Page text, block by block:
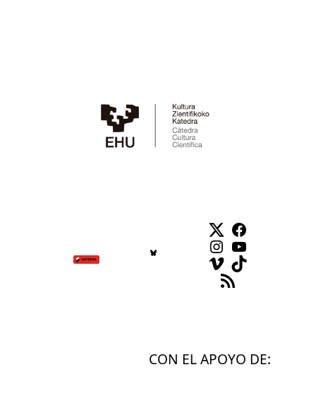
TwitterFacebook
Instagram
YouTube
VimeoTikTok
Feed RSS
CON EL APOYO DE: